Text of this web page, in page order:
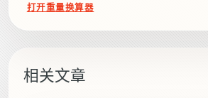
打开重量换算器
相关文章